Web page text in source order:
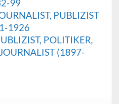
99
PUBLIZIST
1926
POLITIKER,
(1897-